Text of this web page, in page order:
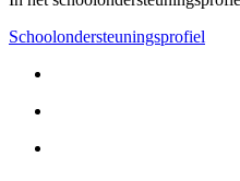
Schoolondersteuningsprofiel